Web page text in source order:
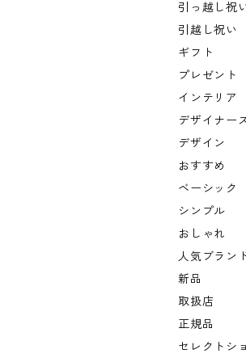
引っ越し祝
引越し祝い
ギフト
プレゼント
インテリア
デザイナー
デザイン
おすすめ
ベーシック
シンプル
おしゃれ
人気ブラン
新品
取扱店
正規品
セレクトシ